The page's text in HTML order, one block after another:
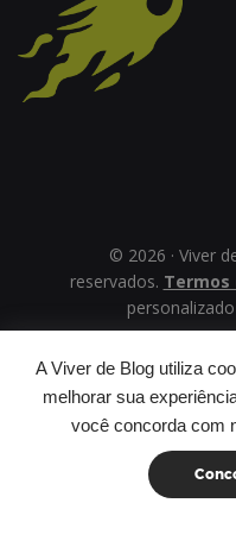
A Viver de Blog utiliza
melhorar sua
você concorda com
© 2026 · Viver
reservados. Termos